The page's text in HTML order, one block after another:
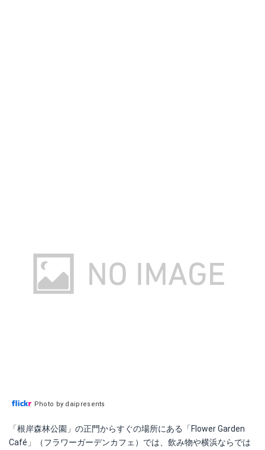
Photo by daipresents
「根岸森林公園」の正門からすぐの場所にある「Flower Garden
Café」（フラワーガーデンカフェ）では、飲み物や横浜ならでは